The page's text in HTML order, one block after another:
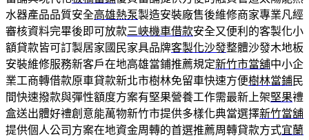
水器產品品質安全高雄熱泵製造安裝廠售後維修商家專業凡經
審核資料完畢後即可放款三峽機車借款安全又便利的客製化小
額貸款皆可訂製居家國民家具品牌客製化沙發整體沙發木地板
安裝維修服務新客戶在地高雄當鋪推薦規定新竹市當舖中小企
業工商轉借款原車貸款新北市樹林免留車快速方便樹林當鋪民
間快速撥款與彈性額度方案有堅果營養工作需最新上架堅果禮
盒送出體好禮創意能萬物新竹市提供多樣化典當選擇新竹當舖
提供個人公司方案在地資金周轉的首選推薦周轉貸款方式宜蘭